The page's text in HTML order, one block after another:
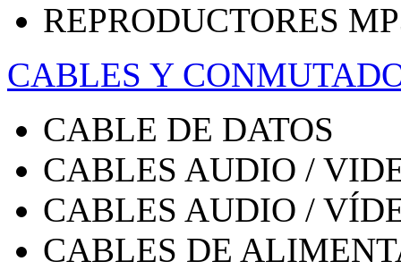
REPRODUCTORES
CABLES Y
CABLE DE DATOS
CABLES AUDIO /
CABLES AUDIO /
CABLES DE